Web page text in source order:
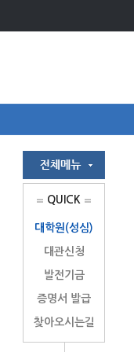
QUICK
대학원(성심)
대관신청
발전기금
증명서 발급
찾아오시는길